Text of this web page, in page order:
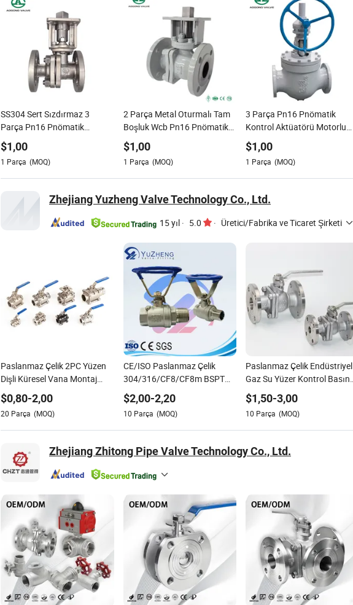
SS304 Sert Sızdırmaz 3
Parça Pn16 Pnömatik
Kontrol Aktüatörü Motorlu
Flanş 3 Yüksek Basınçlı
Endüstriyel Yüzer Küresel
Vana ile API 6D
$1,00
1 Parça (MOQ)
2 Parça Metal Oturmalı Tam
Boşluk Wcb Pn16 Pnömatik
Kontrol Aktüatörü Motorlu
Flanş 3 Yön Paslanmaz Çelik
Yüksek Basınç Endüstriyel
Yüzer Küresel Vana
$1,00
1 Parça (MOQ)
3 Parça Pn16 Pnömatik
Kontrol Aktüatörü Motorlu
Flanş 3 Yüksek Basınçlı
Endüstriyel Orbit Küresel
Vana Petrol ve Gaz için
$1,00
1 Parça (MOQ)
Zhejiang Yuzheng Valve Technology Co., Ltd.
15 yıl · 5.0 · Üretici/Fabrika ve Ticaret Şirketi
Paslanmaz Çelik 2PC Yüzen
Dişli Küresel Vana Montaj
Pedli, Elektrikli Soğutucu
Solenoid Pnömatik Kontrol
Endüstriyel 1000wog
Kilitlenebilir Açı Çin Bronz
$0,80-2,00
20 Parça (MOQ)
CE/ISO Paslanmaz Çelik
304/316/CF8/CF8m BSPT
BSPP/NPT M/F Diş Hidrolik
Endüstriyel Gaz Su Floater &
Yüzen Boru Bağlantı Kontrolü
2PC Kontrol Küresel Vana Wit
$2,00-2,20
10 Parça (MOQ)
Paslanmaz Çelik Endüstriyel
Gaz Su Yüzer Kontrol Basınç
Düşürücü Soğutucu Solenoid
Valf, Elektrikli Pnömatik
Aktüatör 2PC Flanşlı Dişli
Küresel Valf
$1,50-3,00
10 Parça (MOQ)
Zhejiang Zhitong Pipe Valve Technology Co., Ltd.